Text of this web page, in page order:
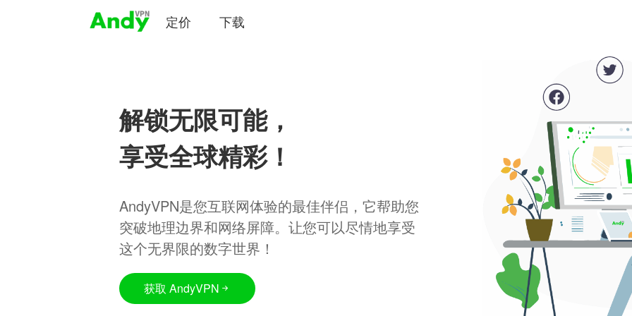
定价 下载
解锁无限可能，
享受全球精彩！
AndyVPN是您互联网体验的最佳伴侣，它帮助您
突破地理边界和网络屏障。让您可以尽情地享受
这个无界限的数字世界！
获取 AndyVPN